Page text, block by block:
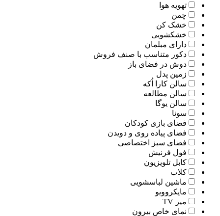
تهویه هوا
چمن
خشک کن
خشکشویی
دارای مبلمان
دکور متناسب با صنف فروش
دوش در فضای باز
زمین پدل
سالن کارا اُکه
سالن مطالعه
سالن یوگا
سونا
فضای بازی کودکان
فضای پیاده روی و دویدن
فضای سبز اختصاصی
فول فرنیش
کابل تلویزیون
کلاب
ماشین لباسشویی
مایکروویو
میز TV
نمای خاص بیرون